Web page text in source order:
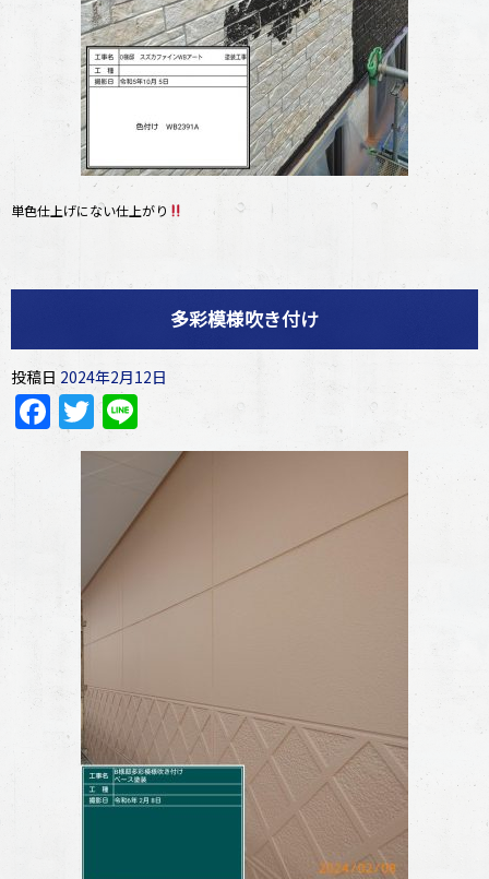
単色仕上げにない仕上がり
多彩模様吹き付け
投稿日 2024年2月12日
Facebook
Twitter